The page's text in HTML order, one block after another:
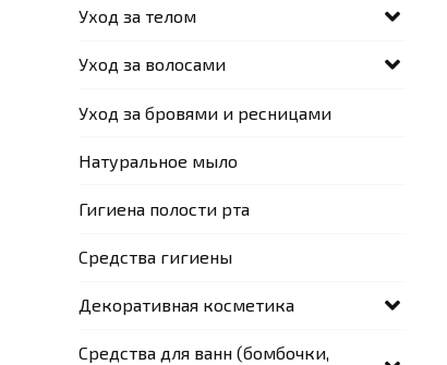
Уход за телом
Уход за волосами
Уход за бровями и ресницами
Натуральное мыло
Гигиена полости рта
Средства гигиены
Декоративная косметика
Средства для ванн (бомбочки,